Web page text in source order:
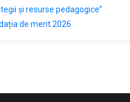
și resurse pedagogice”
de merit 2026